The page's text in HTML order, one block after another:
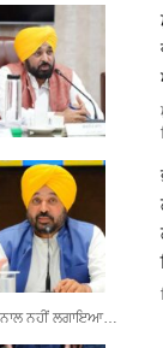
ਨਾਲ ਨਹੀਂ ਲਗਾਇਆ…